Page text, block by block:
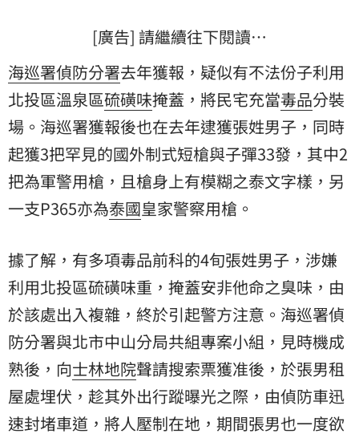
[廣告] 請繼續往下閱讀…
海巡署偵防分署去年獲報，疑似有不法份子利用
北投區溫泉區硫磺味掩蓋，將民宅充當毒品分裝
場。海巡署獲報後也在去年逮獲張姓男子，同時
起獲3把罕見的國外制式短槍與子彈33發，其中2
把為軍警用槍，且槍身上有模糊之泰文字樣，另
一支P365亦為泰國皇家警察用槍。
據了解，有多項毒品前科的4旬張姓男子，涉嫌
利用北投區硫磺味重，掩蓋安非他命之臭味，由
於該處出入複雜，終於引起警方注意。海巡署偵
防分署與北市中山分局共組專案小組，見時機成
熟後，向士林地院聲請搜索票獲准後，於張男租
屋處埋伏，趁其外出行蹤曝光之際，由偵防車迅
速封堵車道，將人壓制在地，期間張男也一度欲